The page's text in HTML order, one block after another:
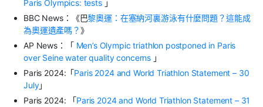
Paris Olympics: tests 」
BBC News：《巴黎奧運：在塞納河裏游泳有什麼問題？這能成
為奧運遺產嗎？》
AP News：「 Men’s Olympic triathlon postponed in Paris
over Seine water quality concerns 」
Paris 2024: 「Paris 2024 and World Triathlon Statement – 30
July」
Paris 2024:
「Paris 2024 and World Triathlon Statement – 31